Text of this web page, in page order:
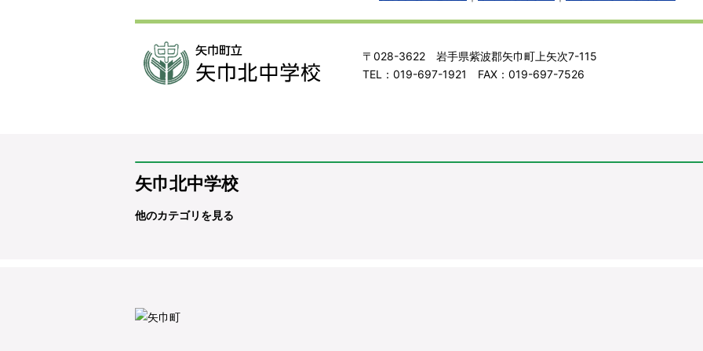
〒028-3622 岩手県紫波郡矢巾町上矢次7-115
TEL：019-697-1921 FAX：019-697-7526
矢巾北中学校
他のカテゴリを見る